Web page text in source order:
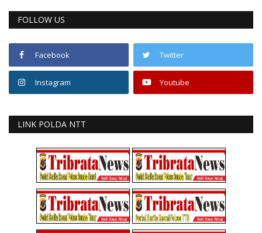
FOLLOW US
Facebook Twitter
Instagram Youtube
LINK POLDA NTT